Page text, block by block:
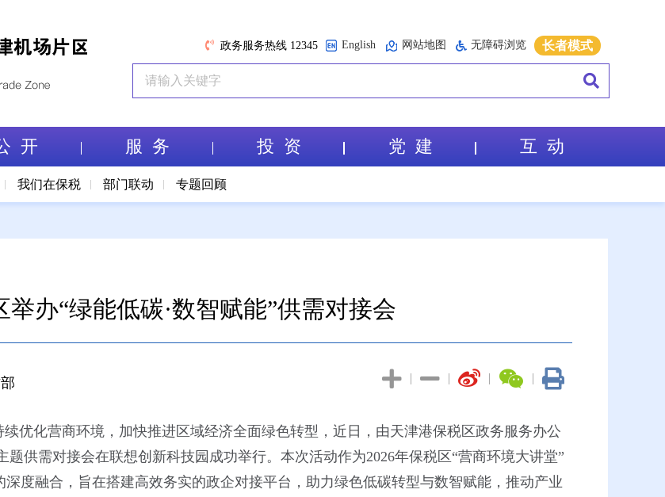
政务服务热线 12345 English 网站地图 无障碍浏览 长者模式
我们在保税 部门联动 专题回顾
开 服 务 投 资 党 建 互 动
举办“绿能低碳·数智赋能”供需对接会
|
|
|
|
优化营商环境，加快推进区域经济全面绿色转型，近日，由天津港保税区政务服务办公
题供需对接会在联想创新科技园成功举行。本次活动作为2026年保税区“营商环境大讲堂”
度融合，旨在搭建高效务实的政企对接平台，助力绿色低碳转型与数智赋能，推动产业